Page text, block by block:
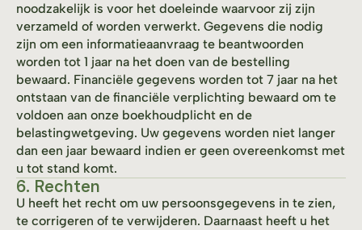
noodzakelijk is voor het doeleinde waarvoor zij zijn
verzameld of worden verwerkt. Gegevens die nodig
zijn om een informatieaanvraag te beantwoorden
worden tot 1 jaar na het doen van de bestelling
bewaard. Financiële gegevens worden tot 7 jaar na het
ontstaan van de financiële verplichting bewaard om te
voldoen aan onze boekhoudplicht en de
belastingwetgeving. Uw gegevens worden niet langer
dan een jaar bewaard indien er geen overeenkomst met
u tot stand komt.
6. Rechten
U heeft het recht om uw persoonsgegevens in te zien,
te corrigeren of te verwijderen. Daarnaast heeft u het